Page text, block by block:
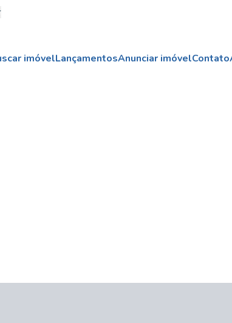
imóvelLançamentosAnunciar imóvelContato